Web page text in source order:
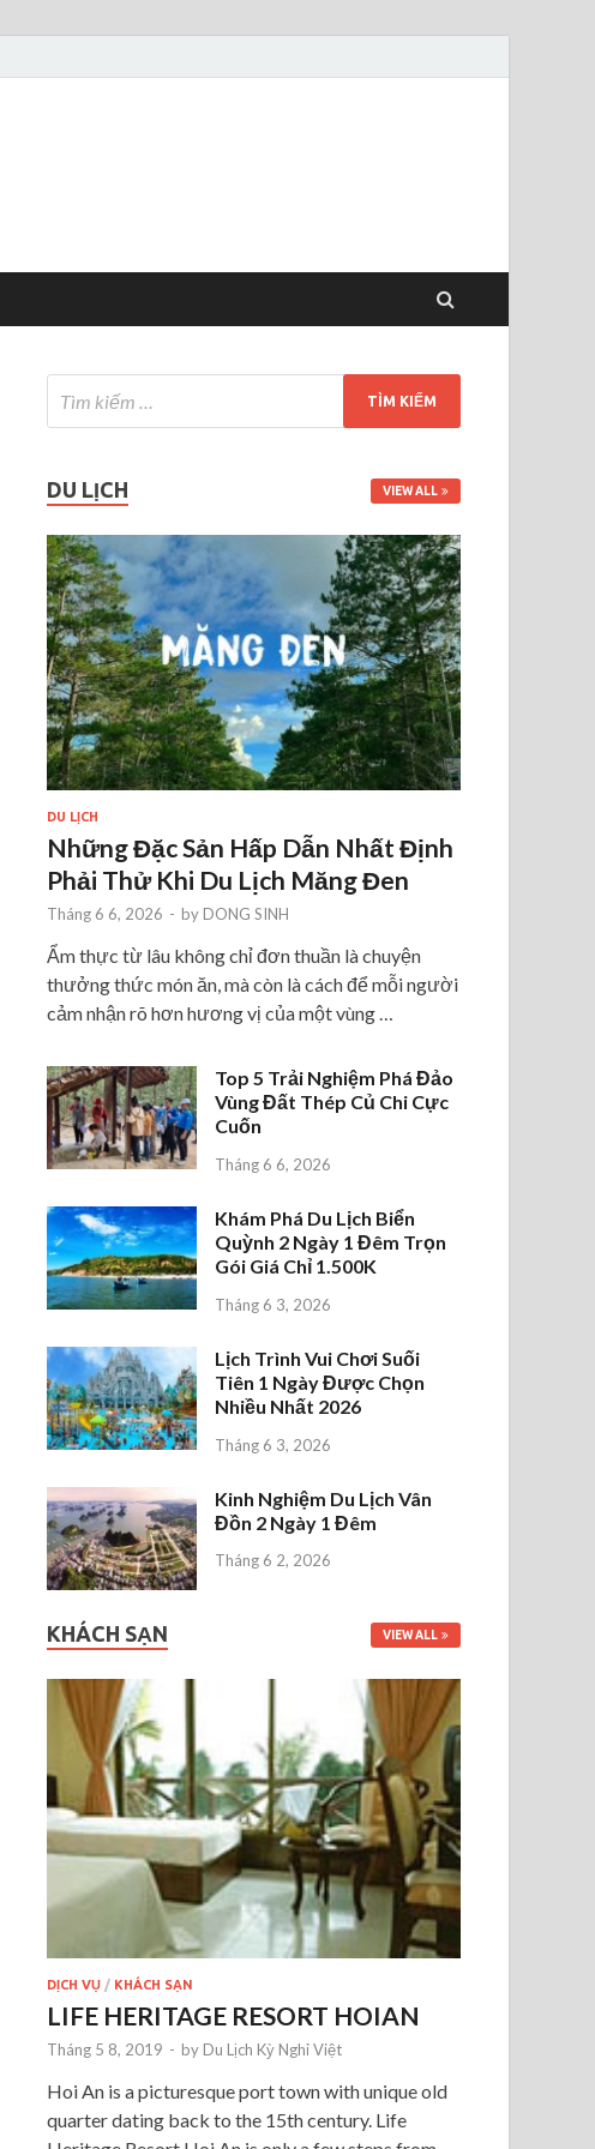
DU LỊCH VIEW ALL
DU LỊCH
Những Đặc Sản Hấp Dẫn Nhất Định
Phải Thử Khi Du Lịch Măng Đen
Tháng 6 6, 2026 - by DONG SINH
Ẩm thực từ lâu không chỉ đơn thuần là chuyện
thưởng thức món ăn, mà còn là cách để mỗi người
cảm nhận rõ hơn hương vị của một vùng …
Top 5 Trải Nghiệm Phá Đảo
Vùng Đất Thép Củ Chi Cực
Cuốn
Tháng 6 6, 2026
Khám Phá Du Lịch Biển
Quỳnh 2 Ngày 1 Đêm Trọn
Gói Giá Chỉ 1.500K
Tháng 6 3, 2026
Lịch Trình Vui Chơi Suối
Tiên 1 Ngày Được Chọn
Nhiều Nhất 2026
Tháng 6 3, 2026
Kinh Nghiệm Du Lịch Vân
Đồn 2 Ngày 1 Đêm
Tháng 6 2, 2026
KHÁCH SẠN VIEW ALL
DỊCH VỤ / KHÁCH SẠN
LIFE HERITAGE RESORT HOIAN
Tháng 5 8, 2019 - by Du Lịch Kỳ Nghỉ Việt
Hoi An is a picturesque port town with unique old
quarter dating back to the 15th century. Life